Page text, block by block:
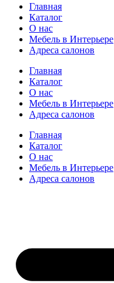
Главная
Каталог
О нас
Мебель в Интерьере
Адреса салонов
Главная
Каталог
О нас
Мебель в Интерьере
Адреса салонов
Главная
Каталог
О нас
Мебель в Интерьере
Адреса салонов